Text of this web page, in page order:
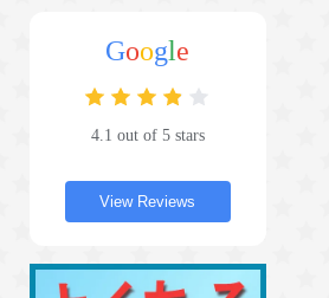
Google
4.1 out of 5 stars
View Reviews